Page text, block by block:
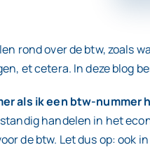
rond over de btw, zoals
et cetera. In deze blog
als ik een btw-nummer
handelen in het
de btw. Let dus op: ook